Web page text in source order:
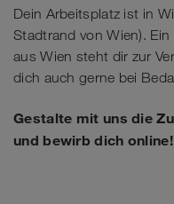
Dein Arbeitsplatz ist in
Stadtrand von Wien).
aus Wien steht dir zur
dich auch gerne bei
Gestalte mit uns die
und bewirb dich online!